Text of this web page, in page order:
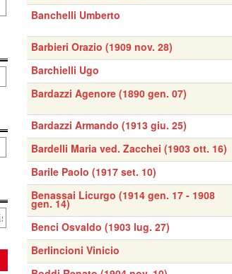
Banchelli Umberto
Barbieri Orazio (1909 nov. 28)
Barchielli Ugo
Bardazzi Agenore (1890 gen. 07)
Bardazzi Armando (1913 giu. 25)
Bardelli Maria ved. Zacchei (1903 ott. 16)
Barile Paolo (1917 set. 10)
Benassai Licurgo (1914 gen. 17 - 1908
gen. 14)
Benci Osvaldo (1903 lug. 27)
Berlincioni Vinicio